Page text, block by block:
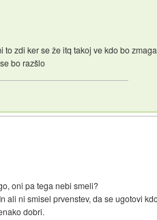
zdi ker se že itq takoj ve kdo bo
bo razšlo
oni pa tega nebi smeli?
ali ni smisel prvenstev, da se ugotovi
dobri.